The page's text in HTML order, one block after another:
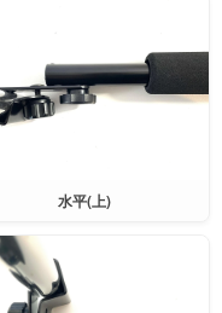
水平(上)